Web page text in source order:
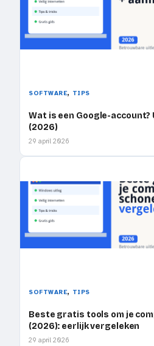
SOFTWARE, TIPS
Wat is een Google-account?
(2026)
29 april 2026
SOFTWARE, TIPS
Beste gratis tools om je
(2026): eerlijk vergeleken
29 april 2026